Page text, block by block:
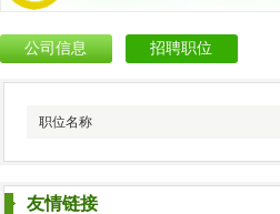
公司信息 招聘职位
职位名称
友情链接